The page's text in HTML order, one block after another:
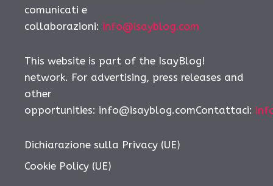
comunicati e
collaborazioni: info@isayblog.com
This website is part of the IsayBlog!
network. For advertising, press releases and
other
opportunities: info@isayblog.comContattaci:
Dichiarazione sulla Privacy (UE)
Cookie Policy (UE)